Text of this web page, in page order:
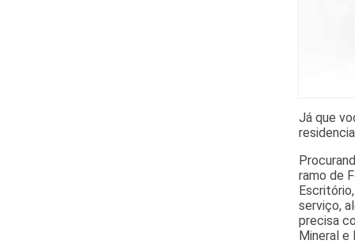
Já que
ramo de
serviço,
precisa
Mineral e